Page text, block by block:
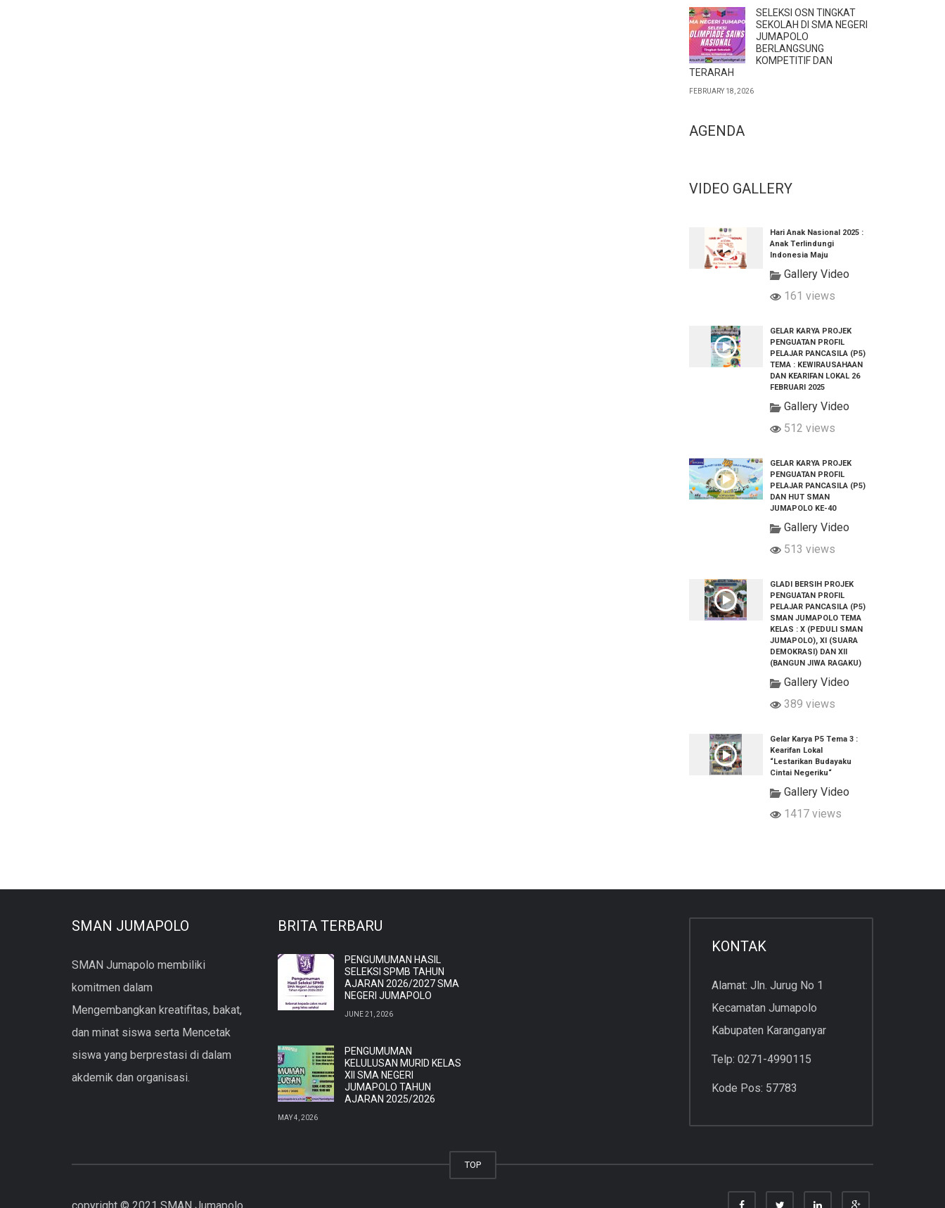
SELEKSI OSN TINGKAT
SEKOLAH DI SMA NEGERI
JUMAPOLO
BERLANGSUNG
KOMPETITIF DAN
TERARAH
FEBRUARY 18, 2026
AGENDA
VIDEO GALLERY
Hari Anak Nasional 2025 :
Anak Terlindungi
Indonesia Maju
Gallery Video
161 views
GELAR KARYA PROJEK
PENGUATAN PROFIL
PELAJAR PANCASILA (P5)
TEMA : KEWIRAUSAHAAN
DAN KEARIFAN LOKAL 26
FEBRUARI 2025
Gallery Video
512 views
GELAR KARYA PROJEK
PENGUATAN PROFIL
PELAJAR PANCASILA (P5)
DAN HUT SMAN
JUMAPOLO KE-40
Gallery Video
513 views
GLADI BERSIH PROJEK
PENGUATAN PROFIL
PELAJAR PANCASILA (P5)
SMAN JUMAPOLO TEMA
KELAS : X (PEDULI SMAN
JUMAPOLO), XI (SUARA
DEMOKRASI) DAN XII
(BANGUN JIWA RAGAKU)
Gallery Video
389 views
Gelar Karya P5 Tema 3 :
Kearifan Lokal
“Lestarikan Budayaku
Cintai Negeriku“
Gallery Video
1417 views
SMAN JUMAPOLO
SMAN Jumapolo membiliki
komitmen dalam
Mengembangkan kreatifitas, bakat,
dan minat siswa serta Mencetak
siswa yang berprestasi di dalam
akdemik dan organisasi.
BRITA TERBARU
PENGUMUMAN HASIL
SELEKSI SPMB TAHUN
AJARAN 2026/2027 SMA
NEGERI JUMAPOLO
JUNE 21, 2026
PENGUMUMAN
KELULUSAN MURID KELAS
XII SMA NEGERI
JUMAPOLO TAHUN
AJARAN 2025/2026
MAY 4, 2026
KONTAK
Alamat: Jln. Jurug No 1
Kecamatan Jumapolo
Kabupaten Karanganyar
Telp: 0271-4990115
Kode Pos: 57783
TOP